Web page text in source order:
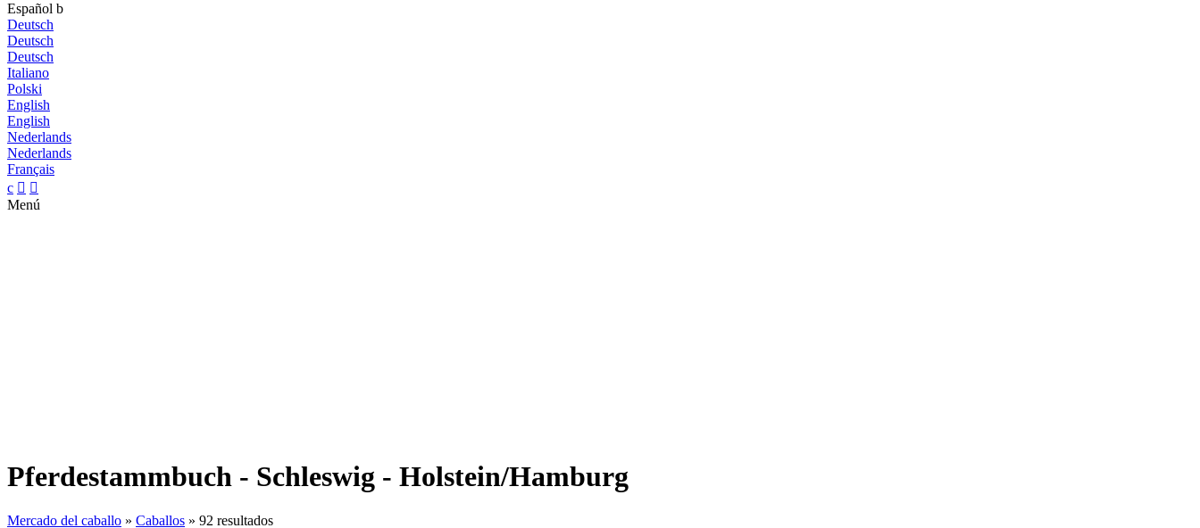
Español b
Deutsch
Deutsch
Deutsch
Italiano
Polski
English
English
Nederlands
Nederlands
Français
c  
Menú
Pferdestammbuch - Schleswig - Holstein/Hamburg
Mercado del caballo » Caballos » 92 resultados